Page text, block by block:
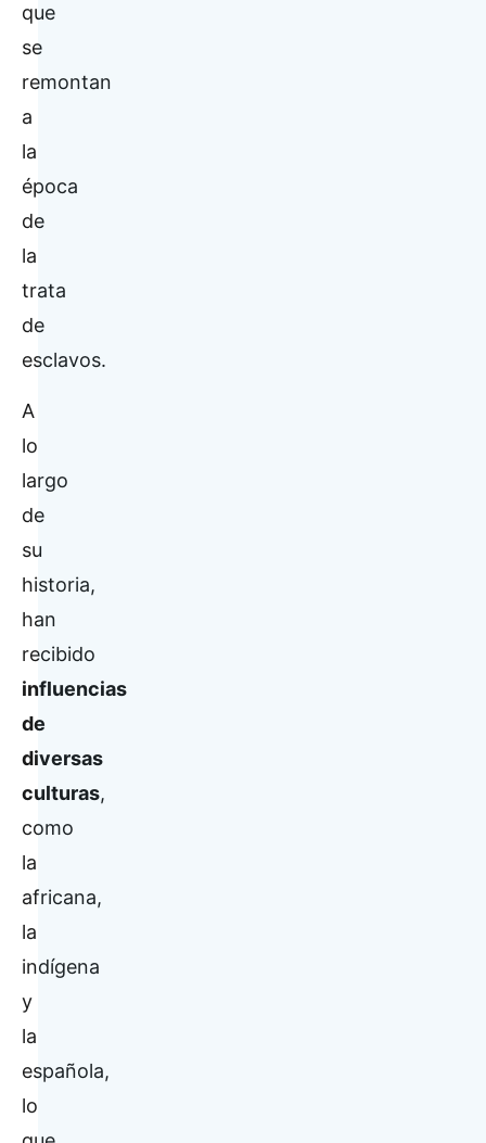
que
se
remontan
a
la
época
de
la
trata
de
esclavos.
A
lo
largo
de
su
historia,
han
recibido
influencias
de
diversas
culturas,
como
la
africana,
la
indígena
y
la
española,
lo